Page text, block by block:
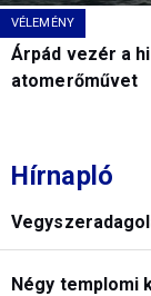
VÉLEMÉNY
Árpád vezér a
atomerőművet
Hírnapló
Négy templomi